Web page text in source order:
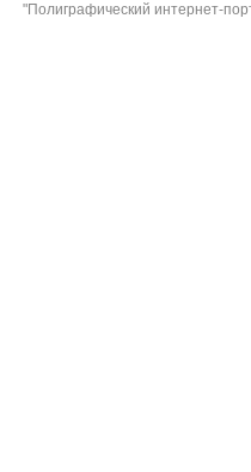
"Полиграфический интернет-